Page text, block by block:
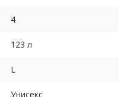
4
123 л
L
Унисекс